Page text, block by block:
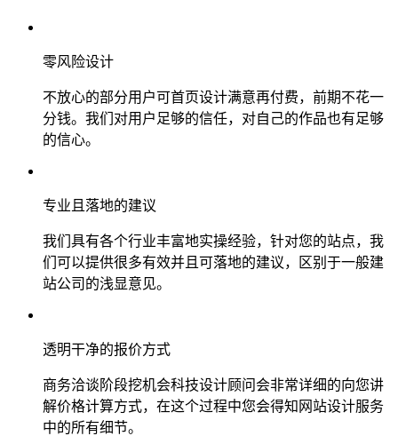
零风险设计
不放心的部分用户可首页设计满意再付费，前期不花一
分钱。我们对用户足够的信任，对自己的作品也有足够
的信心。
专业且落地的建议
我们具有各个行业丰富地实操经验，针对您的站点，我
们可以提供很多有效并且可落地的建议，区别于一般建
站公司的浅显意见。
透明干净的报价方式
商务洽谈阶段挖机会科技设计顾问会非常详细的向您讲
解价格计算方式，在这个过程中您会得知网站设计服务
中的所有细节。